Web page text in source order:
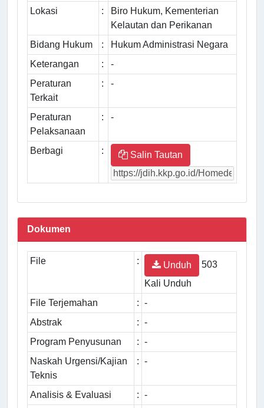
Lokasi :
Biro Hukum, Kementerian
Kelautan dan Perikanan
Bidang Hukum
:
Hukum Administrasi Negara
Keterangan
:
-
Peraturan
Terkait
: -
Peraturan
Pelaksanaan
: -
Berbagi : Salin Tautan
Dokumen
File : Unduh
503
Kali Unduh
File Terjemahan
: -
Abstrak
: -
Program Penyusunan
: -
Naskah Urgensi/Kajian
Teknis
: -
Analisis & Evaluasi : -